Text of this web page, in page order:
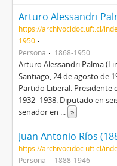
Arturo Alessandri
https://archivocidoc.uft.cl/
1950
Persona
1868-1950
Arturo Alessandri Palma
Santiago, 24 de agosto de
Partido Liberal. Presidente
1932 -1938. Diputado en
senador en ... »
Juan Antonio Ríos
https://archivocidoc.uft.cl/
Persona
1888-1946